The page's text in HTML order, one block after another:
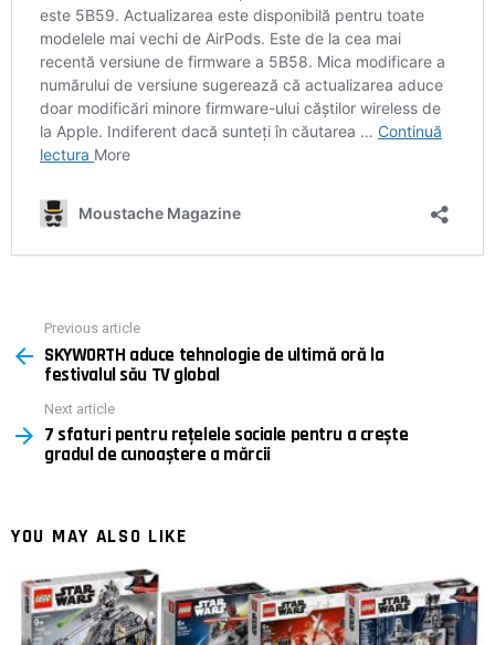
more
Previous article
SKYWORTH aduce tehnologie de ultimă oră la
festivalul său TV global
Next article
7 sfaturi pentru rețelele sociale pentru a crește
gradul de cunoaștere a mărcii
YOU MAY ALSO LIKE